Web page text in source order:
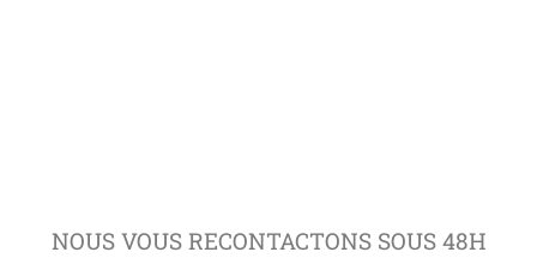
NOUS VOUS RECONTACTONS SOUS 48H